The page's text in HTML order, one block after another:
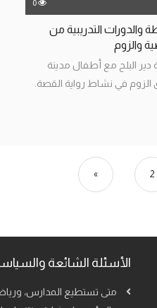
والدورات التدريبية من
والزوم
البلح مع أطفال مدينة
في نشاط رواية القصة.
2
»
الأسئلة الشائعة
متى تستطيع المدارس،